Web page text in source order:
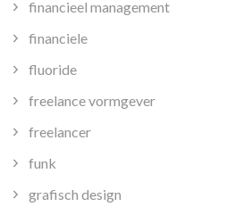
financieel management
financiele
fluoride
freelance vormgever
freelancer
funk
grafisch design